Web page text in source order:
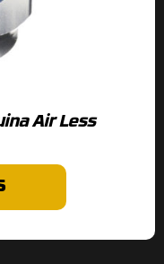
Air Less